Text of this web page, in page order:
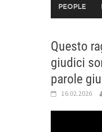
PEOPLE
Questo
giudici
parole
16.02.2026